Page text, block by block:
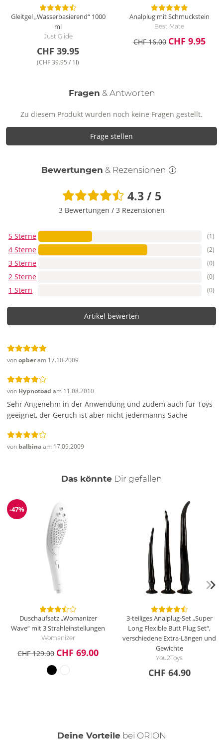
Gleitgel „Wasserbasierend“ 1000
ml
Just Glide
CHF 39.95
(CHF 39.95 / 1l)
Analplug mit Schmuckstein
Best Mate
CHF 16.00 CHF 9.95
Fragen & Antworten
Zu diesem Produkt wurden noch keine Fragen gestellt.
Frage stellen
Bewertungen & Rezensionen
4.3 / 5
3 Bewertungen / 3 Rezensionen
5 Sterne (1)
4 Sterne (2)
3 Sterne (0)
2 Sterne (0)
1 Stern (0)
Artikel bewerten
vonopberam 17.10.2009
von Hypnotoad am 11.08.2010
Sehr Angenehm in der Anwendung und zudem auch für Toys
geeignet, der Geruch ist aber nicht jedermanns Sache
von balbinaam 17.09.2009
Das könnte Dir auch
gefallen
Reduzierung
-47%
Duschaufsatz „Womanizer
Wave“ mit 3 Strahleinstellungen
Womanizer
CHF 129.00 CHF 69.00
3-teiliges Analplug-Set „Super
Long Flexible Butt Plug Set“,
verschiedene Extra-Längen und
Gewichte
You2Toys
CHF 64.90
Deine Vorteilebei ORION